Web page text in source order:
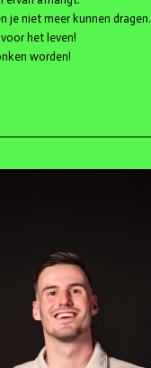
je niet meer kunnen dragen.
het leven!
worden!